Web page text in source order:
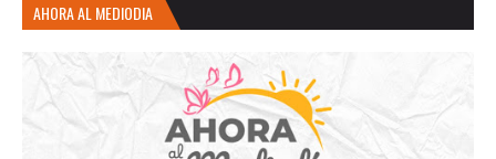
AHORA AL MEDIODIA